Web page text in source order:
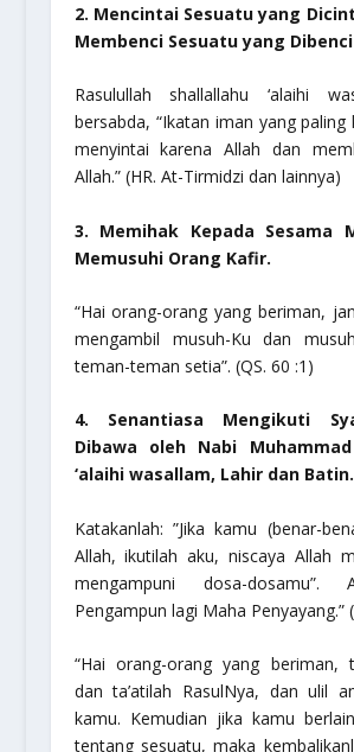
2. Mencintai Sesuatu yang
Membenci Sesuatu yang
Rasulullah shallallahu ‘alaihi
bersabda, “Ikatan iman yang paling
menyintai karena Allah dan
Allah.” (HR. At-Tirmidzi dan lainnya)
3. Memihak Kepada Sesama
Memusuhi Orang Kafir.
“Hai orang-orang yang beriman,
mengambil musuh-Ku dan
teman-teman setia”. (QS. 60 :1)
4. Senantiasa Mengikuti
Dibawa oleh Nabi Muhammad
‘alaihi wasallam, Lahir dan Batin.
Katakanlah:”Jika kamu (benar-
Allah, ikutilah aku, niscaya Allah
mengampuni dosa-dosamu”.
Pengampun lagi Maha Penyayang.”
“Hai orang-orang yang beriman,
dan ta’atilah RasulNya, dan ulil
kamu. Kemudian jika kamu
tentang sesuatu, maka